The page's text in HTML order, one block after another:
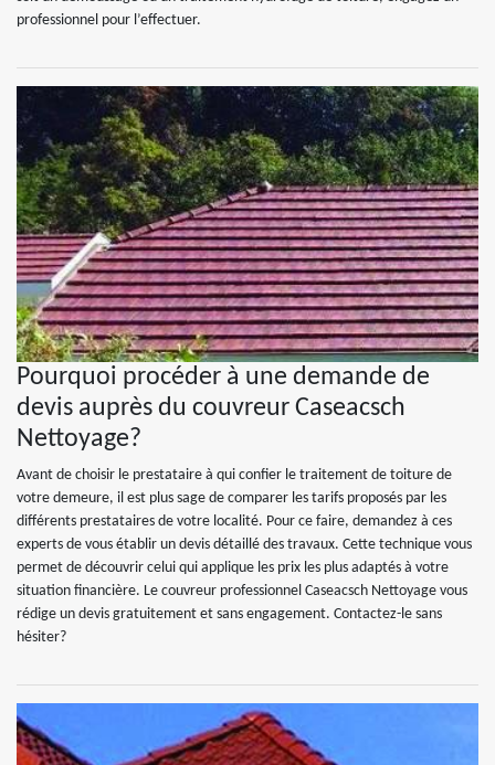
professionnel pour l’effectuer.
Pourquoi procéder à une demande de
devis auprès du couvreur Caseacsch
Nettoyage?
Avant de choisir le prestataire à qui confier le traitement de toiture de
votre demeure, il est plus sage de comparer les tarifs proposés par les
différents prestataires de votre localité. Pour ce faire, demandez à ces
experts de vous établir un devis détaillé des travaux. Cette technique vous
permet de découvrir celui qui applique les prix les plus adaptés à votre
situation financière. Le couvreur professionnel Caseacsch Nettoyage vous
rédige un devis gratuitement et sans engagement. Contactez-le sans
hésiter?